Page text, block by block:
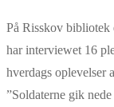
På Risskov bibliotek
har interviewet 16
hverdags oplevelser
”Soldaterne gik